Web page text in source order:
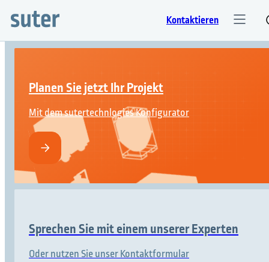
Kontaktieren
Planen Sie jetzt Ihr Projekt
Mit dem sutertechnlogies Konfigurator
Sprechen Sie mit einem unserer Experten
Oder nutzen Sie unser Kontaktformular